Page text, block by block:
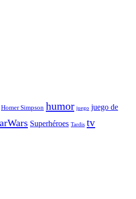
Homer Simpson humor juego juego de
Superhéroes Tardis tv